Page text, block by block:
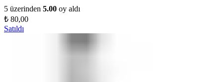
5 üzerinden 5.00 oy aldı
₺ 80,00
Satıldı